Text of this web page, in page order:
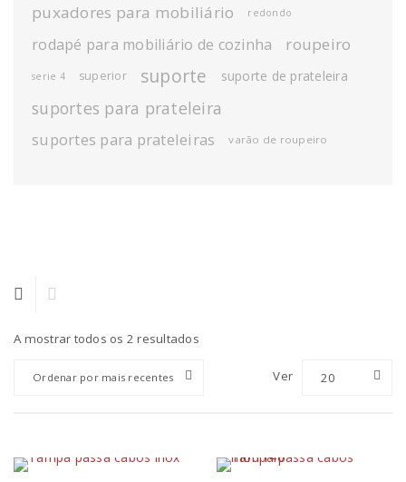
puxadores para mobiliário redondo
rodapé para mobiliário de cozinha roupeiro
serie 4 superior suporte suporte de prateleira
suportes para prateleira
suportes para prateleiras varão de roupeiro
A mostrar todos os 2 resultados
Ordenar por mais recentes Ver 20